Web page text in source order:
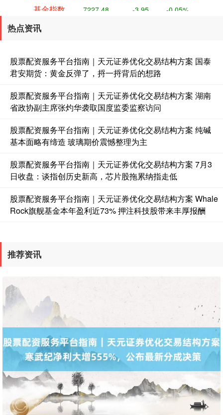
国债指数 229.60 +0.01 0.00%
期指IC0 7704.00 -27.00 -0.35%
上证综指 +0.01%
热点资讯
股票配资服务平台指南｜天元证券优化交易结构方案 国泰
君安期货：黄金反弹了，捋一捋背后的想路
股票配资服务平台指南｜天元证券优化交易结构方案 湖南
省政协副主席张灼华袭取国度监委监察访问
股票配资服务平台指南｜天元证券优化交易结构方案 纯碱
基本面略有缔造 玻璃期价震憾整理为主
股票配资服务平台指南｜天元证券优化交易结构方案 7月3
日收盘：谈指创历史新高，芯片股拖累纳指走低
股票配资服务平台指南｜天元证券优化交易结构方案 Whale
Rock旗舰基金本年盈利近73% 押注科技股带来丰厚报酬
推荐资讯